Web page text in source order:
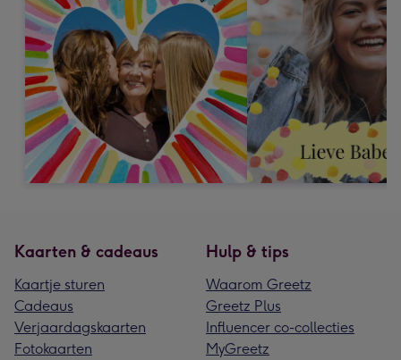
Kaarten & cadeaus
Kaartje sturen
Cadeaus
Verjaardagskaarten
Fotokaarten
Hulp & tips
Waarom Greetz
Greetz Plus
Influencer co-collecties
MyGreetz